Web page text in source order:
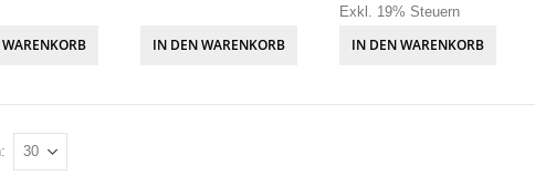
IN DEN WARENKORB
Exkl. 19% Steuern
IN DEN WARENKORB